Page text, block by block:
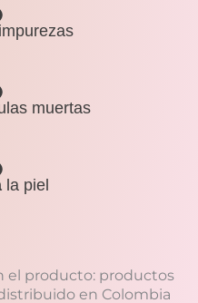
muertas
la piel